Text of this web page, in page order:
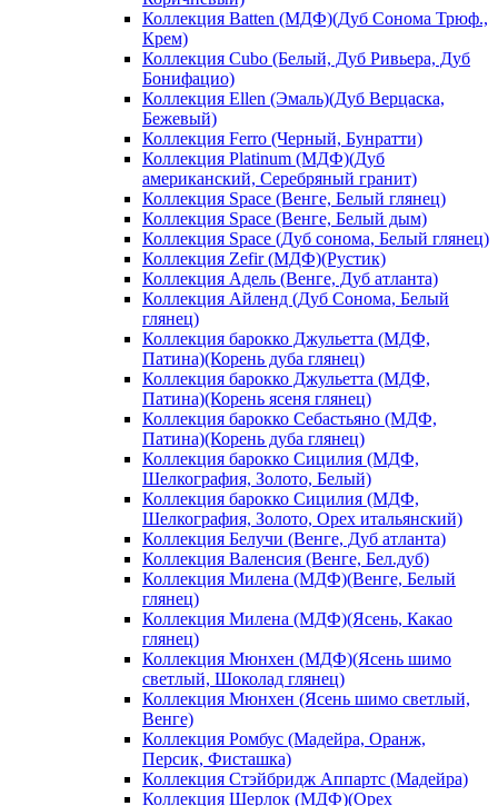
Коллекция Batten (МДФ)(Дуб Сонома Трюф.,
Крем)
Коллекция Cubo (Белый, Дуб Ривьера, Дуб
Бонифацио)
Коллекция Ellen (Эмаль)(Дуб Верцаска,
Бежевый)
Коллекция Ferro (Черный, Бунратти)
Коллекция Platinum (МДФ)(Дуб
американский, Серебряный гранит)
Коллекция Space (Венге, Белый глянец)
Коллекция Space (Венге, Белый дым)
Коллекция Space (Дуб сонома, Белый глянец)
Коллекция Zefir (МДФ)(Рустик)
Коллекция Адель (Венге, Дуб атланта)
Коллекция Айленд (Дуб Сонома, Белый
глянец)
Коллекция барокко Джульетта (МДФ,
Патина)(Корень дуба глянец)
Коллекция барокко Джульетта (МДФ,
Патина)(Корень ясеня глянец)
Коллекция барокко Себастьяно (МДФ,
Патина)(Корень дуба глянец)
Коллекция барокко Сицилия (МДФ,
Шелкография, Золото, Белый)
Коллекция барокко Сицилия (МДФ,
Шелкография, Золото, Орех итальянский)
Коллекция Белучи (Венге, Дуб атланта)
Коллекция Валенсия (Венге, Бел.дуб)
Коллекция Милена (МДФ)(Венге, Белый
глянец)
Коллекция Милена (МДФ)(Ясень, Какао
глянец)
Коллекция Мюнхен (МДФ)(Ясень шимо
светлый, Шоколад глянец)
Коллекция Мюнхен (Ясень шимо светлый,
Венге)
Коллекция Ромбус (Мадейра, Оранж,
Персик, Фисташка)
Коллекция Стэйбридж Аппартс (Мадейра)
Коллекция Шерлок (МДФ)(Орех